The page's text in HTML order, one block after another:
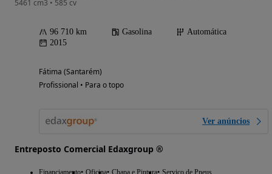
5461 cm3 • 585 cv
96 710 km Gasolina
Automática
2015
Fátima (Santarém)
Profissional • Para o topo
Ver anúncios
Entreposto Comercial Edaxgroup ®
Financiamento Oficina Chapa e Pintura Serviço de Pneus